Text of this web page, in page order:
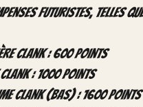
futuristes, telles
Clank : 600 points
: 1000 points
Clank (Bas) : 1600 points